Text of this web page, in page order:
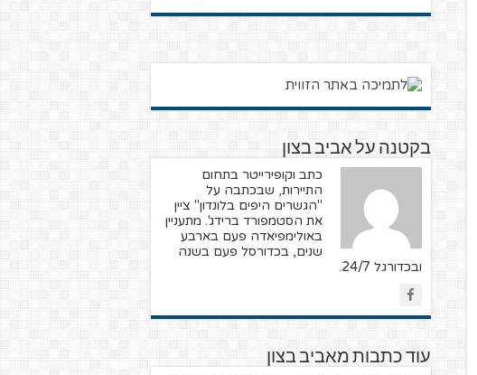
בקטנה על אביב בצון
כתב וקופירייטר בתחום
התיירות, שבכתבה על
"הגשרים היפים בלונדון" ציין
את הסטמפורד ברידג'. מתעניין
באולימפיאדה פעם בארבע
שנים, בכדורסל פעם בשנה
ובכדורגל 24/7.
עוד כתבות מאביב בצון